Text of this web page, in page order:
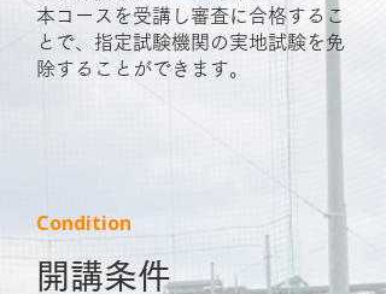
本コースを受講し審査に合格するこ
とで、指定試験機関の実地試験を免
除することができます。
Condition
開講条件